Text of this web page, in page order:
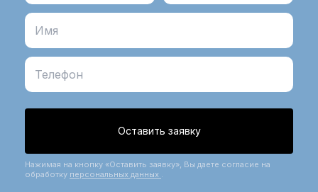
Оставить заявку
Нажимая на кнопку «Оставить заявку», Вы даете согласие на
обработку персональных данных